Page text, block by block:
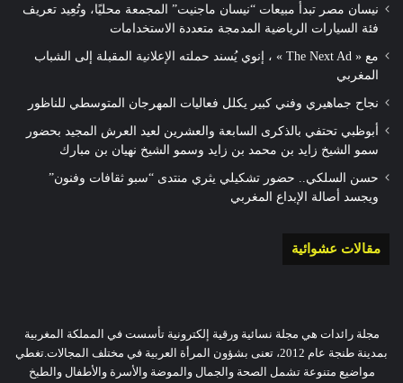
نيسان مصر تبدأ مبيعات “نيسان ماجنيت” المجمعة محليًا، وتُعِيد تعريف
فئة السيارات الرياضية المدمجة متعددة الاستخدامات
مع « The Next Ad » ، إنوي يُسند حملته الإعلانية المقبلة إلى الشباب
المغربي
نجاح جماهيري وفني كبير يكلل فعاليات المهرجان المتوسطي للناظور
أبوظبي تحتفي بالذكرى السابعة والعشرين لعيد العرش المجيد بحضور
سمو الشيخ زايد بن محمد بن زايد وسمو الشيخ نهيان بن مبارك
حسن السلكي.. حضور تشكيلي يثري منتدى “سبو ثقافات وفنون”
ويجسد أصالة الإبداع المغربي
مقالات عشوائية
مجلة رائدات هي مجلة نسائية ورقية إلكترونية تأسست في المملكة المغربية
بمدينة طنجة عام 2012، تعنى بشؤون المرأة العربية في مختلف المجالات.تغطي
مواضيع متنوعة تشمل الصحة والجمال والموضة والأسرة والأطفال والطبخ